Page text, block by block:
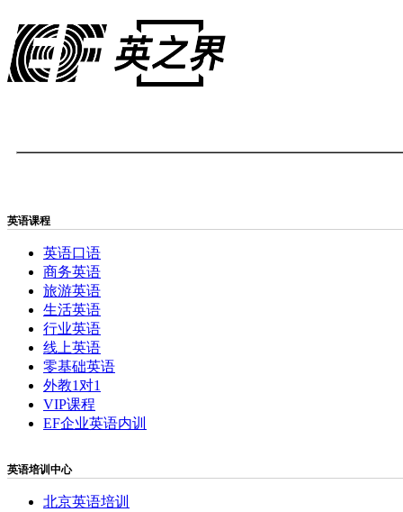
英语课程
英语口语
商务英语
旅游英语
生活英语
行业英语
线上英语
零基础英语
外教1对1
VIP课程
EF企业英语内训
英语培训中心
北京英语培训